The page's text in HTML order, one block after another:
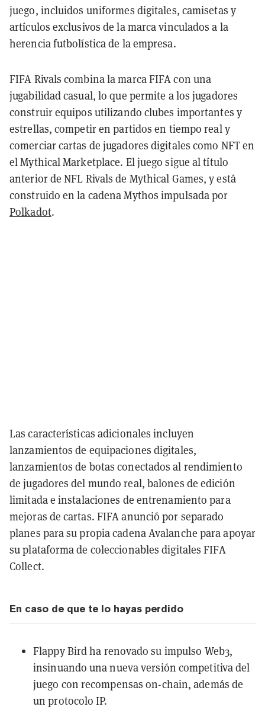
juego, incluidos uniformes digitales, camisetas y
artículos exclusivos de la marca vinculados a la
herencia futbolística de la empresa.
FIFA Rivals combina la marca FIFA con una
jugabilidad casual, lo que permite a los jugadores
construir equipos utilizando clubes importantes y
estrellas, competir en partidos en tiempo real y
comerciar cartas de jugadores digitales como NFT en
el Mythical Marketplace. El juego sigue al título
anterior de NFL Rivals de Mythical Games, y está
construido en la cadena Mythos impulsada por
Polkadot.
Las características adicionales incluyen
lanzamientos de equipaciones digitales,
lanzamientos de botas conectados al rendimiento
de jugadores del mundo real, balones de edición
limitada e instalaciones de entrenamiento para
mejoras de cartas. FIFA anunció por separado
planes para su propia cadena Avalanche para apoyar
su plataforma de coleccionables digitales FIFA
Collect.
En caso de que te lo hayas perdido
Flappy Bird ha renovado su impulso Web3,
insinuando una nueva versión competitiva del
juego con recompensas on-chain, además de
un protocolo IP.